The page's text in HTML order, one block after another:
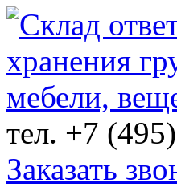
тел. +7
Заказать